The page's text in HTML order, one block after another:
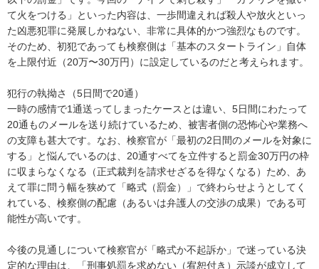
て火をつける」といった内容は、一歩間違えれば殺人や放火といっ
た凶悪犯罪に発展しかねない、非常に具体的かつ強烈なものです。
そのため、初犯であっても検察側は「基本のスタートライン」自体
を上限付近（20万〜30万円）に設定しているのだと考えられます。
犯行の執拗さ（5日間で20通）
一時の感情で1通送ってしまったケースとは違い、5日間にわたって
20通ものメールを送り続けているため、被害者側の恐怖心や業務へ
の支障も甚大です。なお、検察官が「最初の2日間のメールを対象に
する」と悩んでいるのは、20通すべてを立件すると罰金30万円の枠
に収まらなくなる（正式裁判を請求せざるを得なくなる）ため、あ
えて罪に問う幅を狭めて「略式（罰金）」で終わらせようとしてく
れている、検察側の配慮（あるいは弁護人の交渉の成果）である可
能性が高いです。
今後の見通しについて検察官が「略式か不起訴か」で迷っている決
定的な理由は、「刑事処罰を求めない（宥恕付き）示談が成立して